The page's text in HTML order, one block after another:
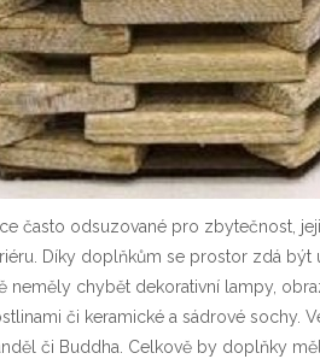
často odsuzované pro zbytečnost,
Díky doplňkům se prostor zdá být
neměly chybět dekorativní lampy ,
či keramické a sádrové sochy.
či Buddha. Celkově by doplňky